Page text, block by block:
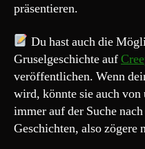
präsentieren.
Du hast auch die
Gruselgeschichte auf
veröffentlichen. Wenn
wird, könnte sie auch
immer auf der Suche
Geschichten, also zögere